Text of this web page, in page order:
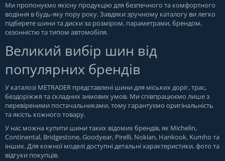
Ми пропонуємо якісну продукцію для безпечного та комфортного
водіння в будь-яку пору року. Завдяки зручному каталогу ви легко
підберете шини та диски за розміром, параметрами, брендом,
сезонністю та типом автомобіля.
Великий вибір шин від
популярних брендів
У каталозі METRADER представлені шини для міських доріг, трас,
бездоріжжя та складних зимових умов. Ми співпрацюємо лише з
перевіреними постачальниками, тому гарантуємо оригінальність
та якість кожного товару.
У нас можна купити шини таких відомих брендів, як Michelin,
Continental, Bridgestone, Goodyear, Pirelli, Nokian, Hankook, Kumho та
інших. Для кожної моделі доступні детальні характеристики, фото та
відгуки покупців.